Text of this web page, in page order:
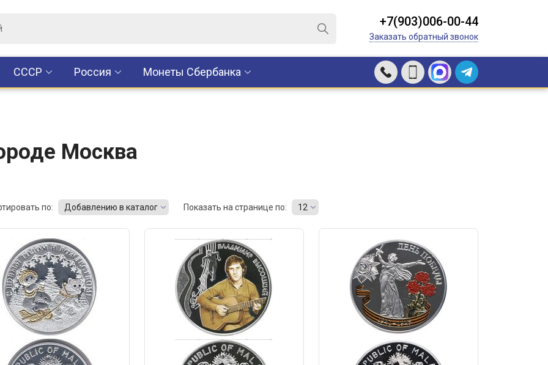
+7(903)006-00-44
Заказать обратный звонок
CCCР Россия Монеты Сбербанка
Москва
по: Добавлению в каталог Показать на странице по: 12